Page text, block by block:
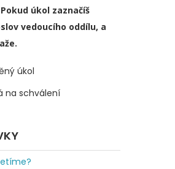
úkol zaznačíš
vedoucího oddílu, a
úkol
na schválení